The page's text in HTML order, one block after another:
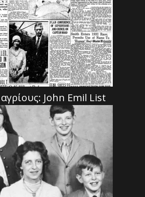
αγρίους: John Emil List